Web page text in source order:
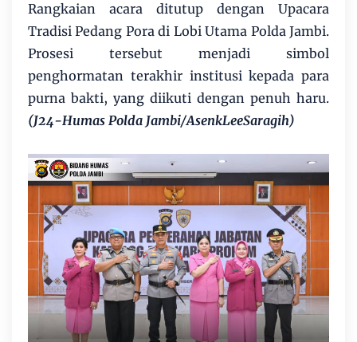
Rangkaian acara ditutup dengan Upacara
Tradisi Pedang Pora di Lobi Utama Polda Jambi.
Prosesi tersebut menjadi simbol
penghormatan terakhir institusi kepada para
purna bakti, yang diikuti dengan penuh haru.
(J24-Humas Polda Jambi/AsenkLeeSaragih)